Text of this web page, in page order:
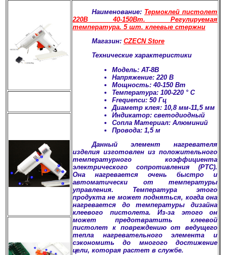
Наименование: Термоклей пистолет
220В 40-150Вт. Регулируемая
температура. 5 шт. клеевые стержни
Магазин: CZECN Store
Технические характеристики
Модель: AT-8B
Напряжение: 220 В
Мощность: 40-150 Вт
Температура: 100-220 ° С
Frequencu: 50 Гц
Диаметр клея: 10,8 мм-11,5 мм
Индикатор: светодиодный
Сопла Материал: Алюминий
Провода: 1,5 м
Данный элемент нагревателя
изделия изготовлен из положительного
температурного коэффициента
электрического сопротивления (PTC).
Она нагревается очень быстро и
автоматически от температуры
управления. Температура этого
продукта не может подняться, когда она
нагревается до температуры дизайна
клеевого пистолета. Из-за этого он
может предотвратить клеевой
пистолет к повреждению от ведущего
тепла нагревательного элемента и
сэкономить до многого достижение
цели, которая растет в службе.